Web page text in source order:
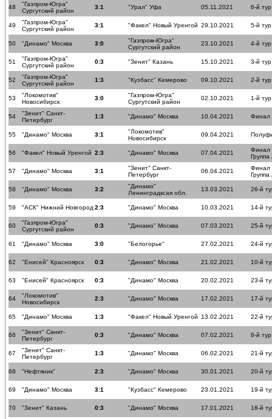
48
"Газпром-Югра"
Сургутский район
3:1 "Урал" Уфа 05.11.2021 6-й тур
49
"Газпром-Югра"
Сургутский район
3:1 "Факел" Новый Уренгой 29.10.2021 5-й тур
50 "Динамо" Москва 3:0
"Газпром-Югра"
Сургутский район
23.10.2021 4-й тур
51
"Газпром-Югра"
Сургутский район
0:3 "Зенит" Казань 15.10.2021 3-й тур
52
"Газпром-Югра"
Сургутский район
1:3 "Кузбасс" Кемерово 09.10.2021 2-й тур
53
"Локомотив"
Новосибирск
3:0
"Газпром-Югра"
Сургутский район
02.10.2021 1-й тур
54
"Зенит" Санкт-
Петербург
1:3 "Динамо" Москва 10.04.2021 Финал
55 "Динамо" Москва 3:1
"Локомотив"
Новосибирск
09.04.2021
56 "Факел" Новый Уренгой 2:3 "Динамо" Москва 07.04.2021
Финал
Группа
57 "Динамо" Москва 3:1
"Зенит" Санкт-
Петербург
06.04.2021
Финал
Группа
58 "Динамо" Москва 3:2
"Динамо"
Ленинградксая обл.
13.03.2021 26-й
59 "АСК" Нижний Новгород 2:3 "Динамо" Москва 10.03.2021 14-й
60
"Газпром-Югра"
Сургутский район
0:3 "Динамо" Москва 07.03.2021 25-й
61 "Динамо" Москва 3:0 "Белогорье" 27.02.2021 24-й
62 "Енисей" Красноярск 0:3 "Динамо" Москва 21.02.2021 10-й
63 "Енисей" Красноярск 0:3 "Динамо" Москва 20.02.2021 23-й
64
"Локомотив"
Новосибирск
2:3 "Динамо" Москва 17.02.2021 17-й
65 "Динамо" Москва 1:3 "Факел" Новый Уренгой 13.02.2021 22-й
66
"Зенит" Санкт-
Петербург
0:3 "Динамо" Москва 07.02.2021 8-й тур
67
"Зенит" Санкт-
Петербург
1:3 "Динамо" Москва 06.02.2021 21-й
68 "Нефтяник" 2:3 "Динамо" Москва 30.01.2021 20-й
69 "Динамо" Москва 3:1 "Кузбасс" Кемерово 23.01.2021 19-й
70 "Зенит" Казань 0:3 "Динамо" Москва 17.01.2021 18-й